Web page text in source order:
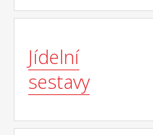
Jídelní
sestavy